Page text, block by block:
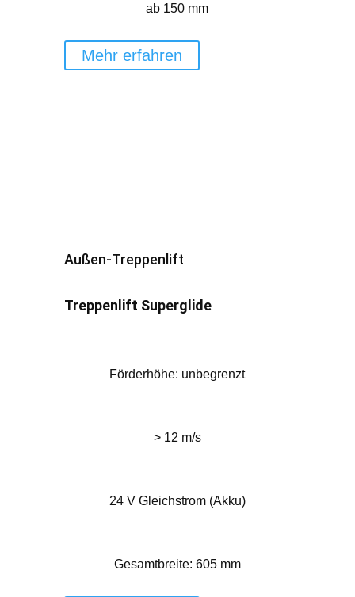
ab 150 mm
Mehr erfahren
Außen-Treppenlift
Treppenlift Superglide
Förderhöhe: unbegrenzt
> 12 m/s
24 V Gleichstrom (Akku)
Gesamtbreite: 605 mm